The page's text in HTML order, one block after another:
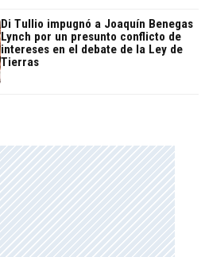
Di Tullio impugnó a Joaquín Benegas
Lynch por un presunto conflicto de
intereses en el debate de la Ley de
Tierras